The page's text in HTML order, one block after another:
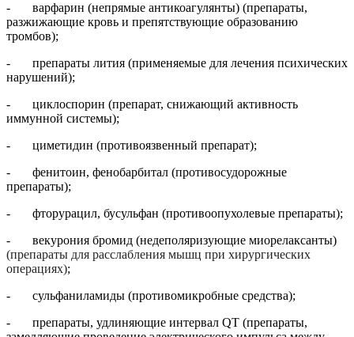
- варфарин (непрямые антикоагулянты) (препараты,
разжижающие кровь и препятствующие образованию
тромбов);
- препараты лития (применяемые для лечения психических
нарушений);
- циклоспорин (препарат, снижающий активность
иммунной системы);
- циметидин (противоязвенный препарат);
- фенитоин, фенобарбитал (противосудорожные
препараты);
- фторурацил, бусульфан (противоопухолевые препараты);
- векурония бромид (недеполяризующие миорелаксанты)
(препараты для расслабления мышц при хирургических
операциях);
- сульфаниламиды (противомикробные средства);
- препараты, удлиняющие интервал QT (препараты,